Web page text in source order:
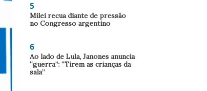
5
Milei recua diante de pressão
no Congresso argentino
6
Ao lado de Lula, Janones anuncia
“guerra”: “Tirem as crianças da
sala”